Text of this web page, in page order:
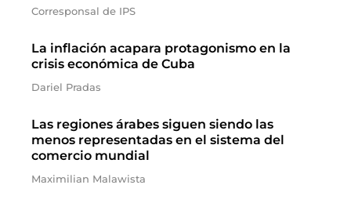
Corresponsal de IPS
La inflación acapara protagonismo en la
crisis económica de Cuba
Dariel Pradas
Las regiones árabes siguen siendo las
menos representadas en el sistema del
comercio mundial
Maximilian Malawista